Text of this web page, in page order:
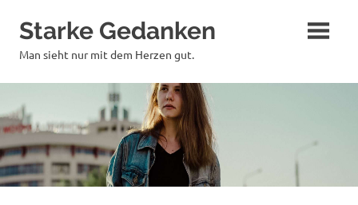
Inhalt
springen
Starke Gedanken
Man sieht nur mit dem Herzen gut.